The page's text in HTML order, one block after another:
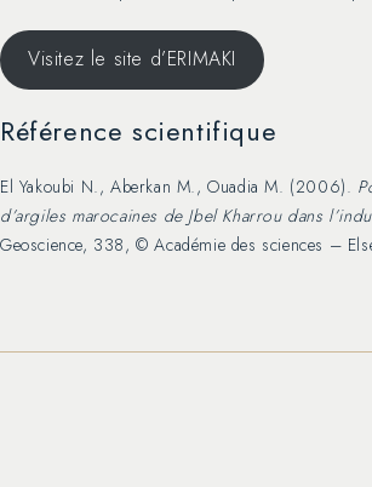
Visitez le site d’ERIMAKI
Référence scientifique
El Yakoubi N., Aberkan M., Ouadia M. (2006).
d’argiles marocaines de Jbel Kharrou dans
Geoscience, 338, © Académie des sciences –